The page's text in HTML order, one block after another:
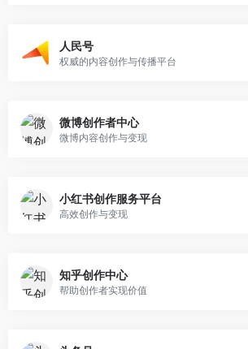
人民号
权威的内容创作与传播平台
微博创作者中心
微博内容创作与变现
小红书创作服务平台
高效创作与变现
知乎创作中心
帮助创作者实现价值